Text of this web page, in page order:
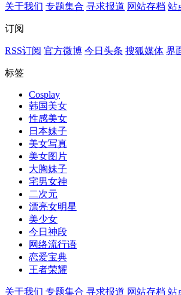
关于我们 专题集合 寻求报道 网站存档 站
订阅
RSS订阅 官方微博 今日头条 搜狐媒体 界
标签
Cosplay
韩国美女
性感美女
日本妹子
美女写真
美女图片
大胸妹子
宅男女神
二次元
漂亮女明星
美少女
今日神段
网络流行语
恋爱宝典
王者荣耀
关于我们 专题集合 寻求报道 网站存档 站